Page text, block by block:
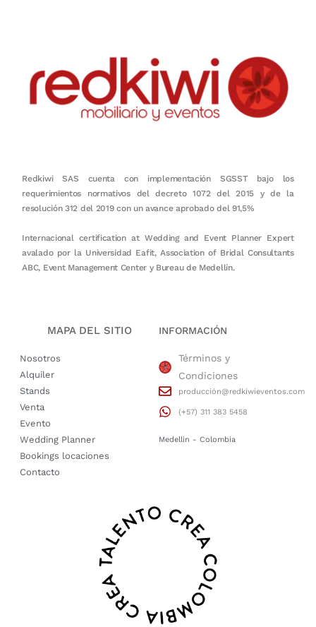
Redkiwi SAS cuenta con implementación SGSST bajo los
requerimientos normativos del decreto 1072 del 2015 y de la
resolución 312 del 2019 con un avance aprobado del 91,5%
Internacional certification at Wedding and Event Planner Expert
avalado por la Universidad Eafit, Association of Bridal Consultants
ABC, Event Management Center y Bureau de Medellín.
MAPA DEL SITIO
Nosotros
Alquiler
Stands
Venta
Evento
Wedding Planner
Bookings locaciones
Contacto
INFORMACIÓN
Términos y
Condiciones
producción@redkiwieventos.com
(+57) 311 383 5458
Medellin - Colombia